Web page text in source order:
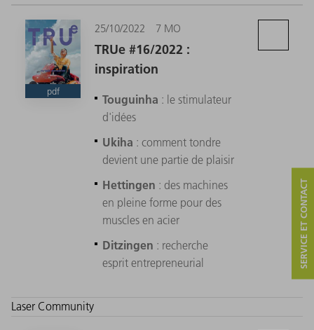
pdf
25/10/2022 7 MO
TRUe #16/2022 :
inspiration
Touguinha : le stimulateur
d'idées
Ukiha : comment tondre
devient une partie de plaisir
Hettingen : des machines
en pleine forme pour des
muscles en acier
Ditzingen : recherche
esprit entrepreneurial
Laser Community
SERVICE ET CONTACT